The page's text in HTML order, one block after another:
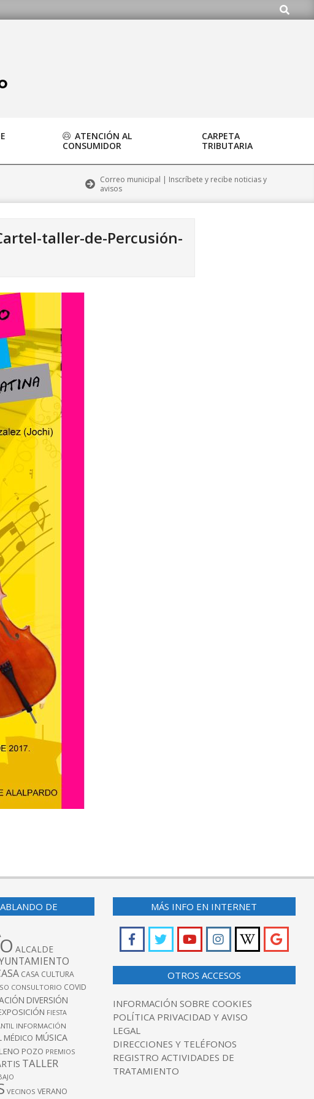
Buscar
ATENCIÓN AL
CONSUMIDOR
CARPETA
TRIBUTARIA
Correo municipal | Inscríbete y recibe noticias y
avisos
taller-de-Percusión-
DE
ALCALDE
CASA CULTURA
CONSULTORIO COVID
DIVERSIÓN
FIESTA
INFORMACIÓN
MÉDICO MÚSICA
POZO PREMIOS
TALLER
VECINOS VERANO
MÁS INFO EN INTERNET
OTROS ACCESOS
INFORMACIÓN SOBRE COOKIES
POLÍTICA PRIVACIDAD Y AVISO
LEGAL
DIRECCIONES Y TELÉFONOS
REGISTRO ACTIVIDADES DE
TRATAMIENTO